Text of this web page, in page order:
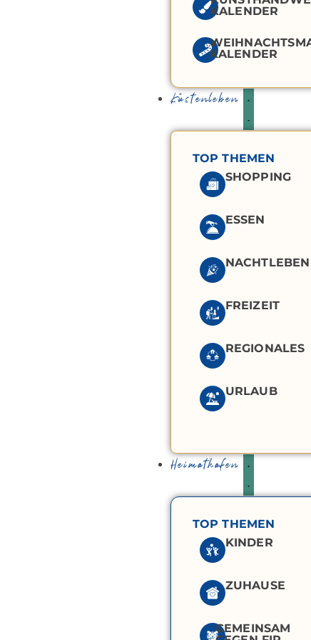
KALENDER
KALENDER
Küstenleben
TOP THEMEN
SHOPPING
ESSEN
NACHTLEBEN
FREIZEIT
REGIONALES
URLAUB
Heimathafen
TOP THEMEN
KINDER
ZUHAUSE
GEMEINSAM